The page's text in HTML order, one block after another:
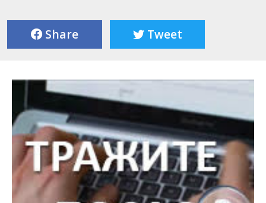
Share Tweet